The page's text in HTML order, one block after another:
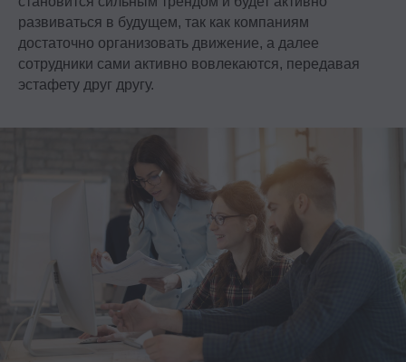
развиваться в будущем, так как компаниям
достаточно организовать движение, а далее
сотрудники сами активно вовлекаются, передавая
эстафету друг другу.